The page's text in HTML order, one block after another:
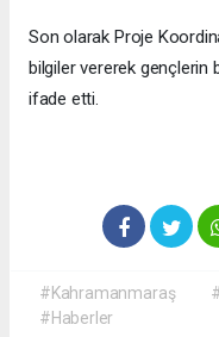
Son olarak Proje
bilgiler vererek gençlerin
ifade etti.
#Kahramanmaraş
#Haberler